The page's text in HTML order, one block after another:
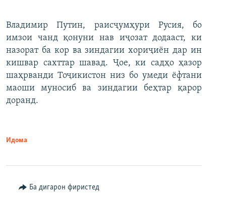
Владимир Путин, раисҷумҳури Русия, бо
имзои чанд қонуни нав иҷозат додааст, ки
назорат ба кор ва зиндагии хориҷиён дар ин
кишвар сахттар шавад. Ҷое, ки садҳо ҳазор
шаҳрванди Тоҷикистон низ бо умеди ёфтани
маоши муносиб ва зиндагии беҳтар қарор
доранд.
Идома
Ба дигарон фиристед